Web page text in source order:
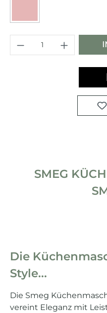
Produkt Anzahl:
SMEG
Die
Style...
Die Smeg
vereint Eleganz mit